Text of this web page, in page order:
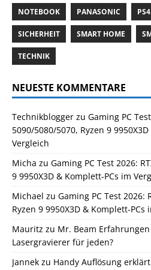
NOTEBOOK PANASONIC PS4
SICHERHEIT SMART HOME
TECHNIK
NEUESTE KOMMENTARE
Technikblogger zu Gaming PC
5090/5080/5070, Ryzen 9
Vergleich
Micha zu Gaming PC Test 2026:
9 9950X3D & Komplett-PCs im
Michael zu Gaming PC Test 2026:
Ryzen 9 9950X3D & Komplett-PCs
Mauritz zu Mr. Beam
Lasergravierer für jeden?
Jannek zu Handy Auflösung